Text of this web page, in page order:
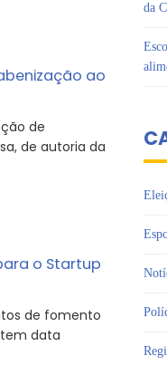
ao
de
de autoria da
o Startup
de fomento
data
da